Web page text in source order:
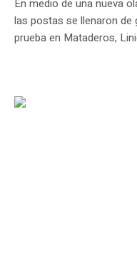
En medio de una nueva
las postas se llenaron de
prueba en Mataderos,